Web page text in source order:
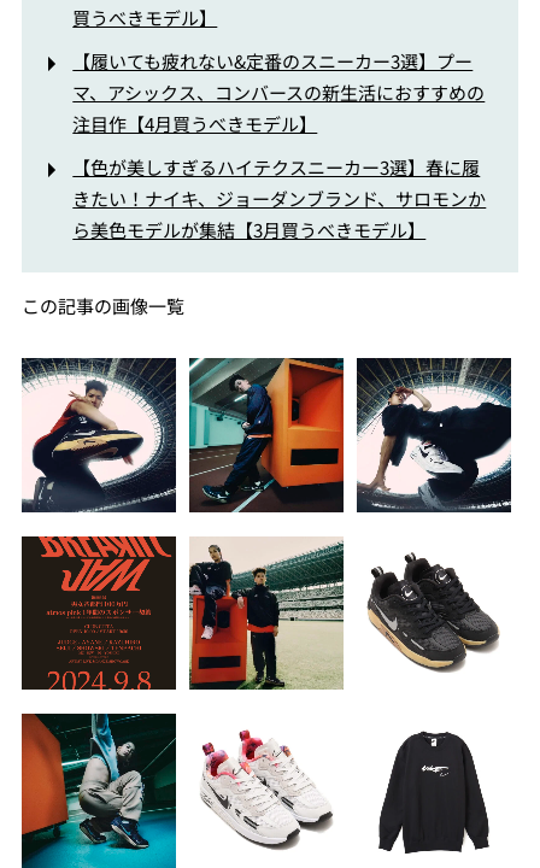
買うべきモデル】
【履いても疲れない&定番のスニーカー3選】プー
マ、アシックス、コンバースの新生活におすすめの
注目作【4月買うべきモデル】
【色が美しすぎるハイテクスニーカー3選】春に履
きたい！ナイキ、ジョーダンブランド、サロモンか
ら美色モデルが集結【3月買うべきモデル】
この記事の画像一覧